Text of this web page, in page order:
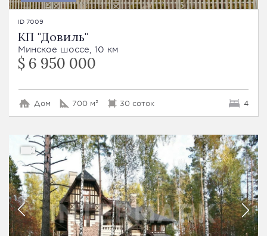
ID 7009
КП "Довиль"
Минское шоссе, 10 км
$ 6 950 000
Дом 700 м² 30 соток 4